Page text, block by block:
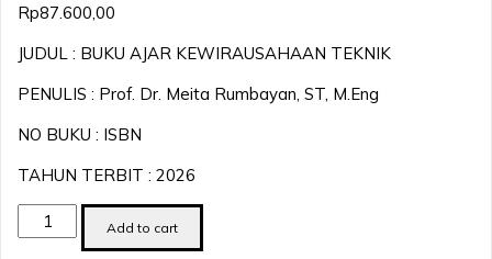
Rp87.600,00
JUDUL : BUKU AJAR KEWIRAUSAHAAN TEKNIK
PENULIS : Prof. Dr. Meita Rumbayan, ST, M.Eng
NO BUKU : ISBN
TAHUN TERBIT : 2026
BUKU
AJAR
Add to cart